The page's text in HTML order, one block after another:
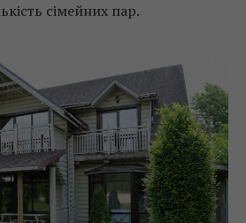
сімейних пар.